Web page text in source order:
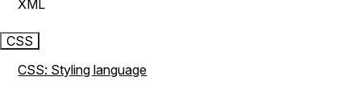
XML
CSS
CSS: Styling language